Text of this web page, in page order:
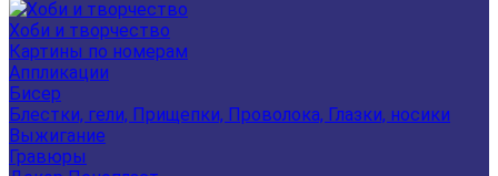
Хоби и творчество
Картины по номерам
Аппликации
Бисер
Блестки, гели, Прищепки, Проволока, Глазки, носики
Выжигание
Гравюры